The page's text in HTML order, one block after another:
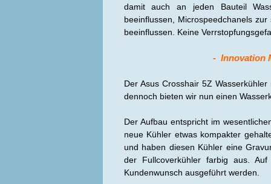
damit auch an jeden Bauteil
beeinflussen, Microspeedchanels
beeinflussen. Keine
- Innovation
Der Asus Crosshair 5Z
dennoch bieten wir nun einen
Der Aufbau entspricht im
neue Kühler etwas kompakter
und haben diesen Kühler eine
der Fullcoverkühler farbig aus.
Kundenwunsch ausgeführt werden.